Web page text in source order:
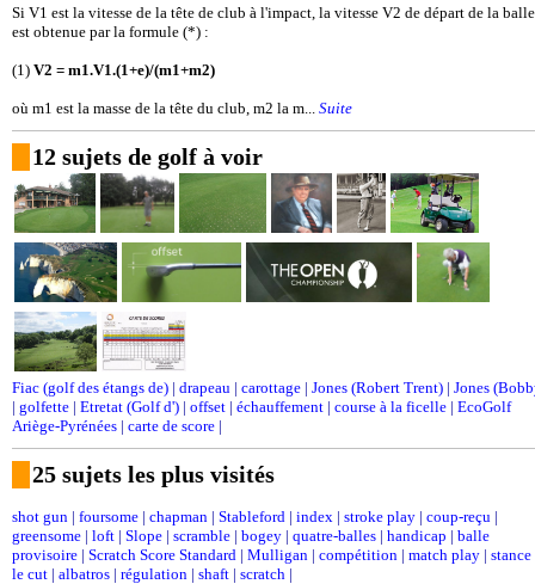
Si V1 est la vitesse de la tête de club à l'impact, la vitesse V2 de départ de la balle
est obtenue par la formule (*) :
(1) V2 = m1.V1.(1+e)/(m1+m2)
où m1 est la masse de la tête du club, m2 la m... Suite
12 sujets de golf à voir
Fiac (golf des étangs de) | drapeau | carottage | Jones (Robert Trent) | Jones
| golfette | Etretat (Golf d') | offset | échauffement | course à la ficelle | EcoGolf
Ariège-Pyrénées | carte de score |
25 sujets les plus visités
shot gun | foursome | chapman | Stableford | index | stroke play | coup-reçu |
greensome | loft | Slope | scramble | bogey | quatre-balles | handicap | balle
provisoire | Scratch Score Standard | Mulligan | compétition | match play | stance
le cut | albatros | régulation | shaft | scratch |